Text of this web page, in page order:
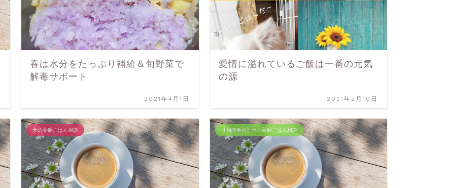
春は水分をたっぷり補給＆旬野菜で
解毒サポート
2021年4月1日
愛情に溢れているご飯は一番の元気
の源
2021年2月10日
犬の薬膳ごはん相談 【相談事例】犬の薬膳ごはん相談